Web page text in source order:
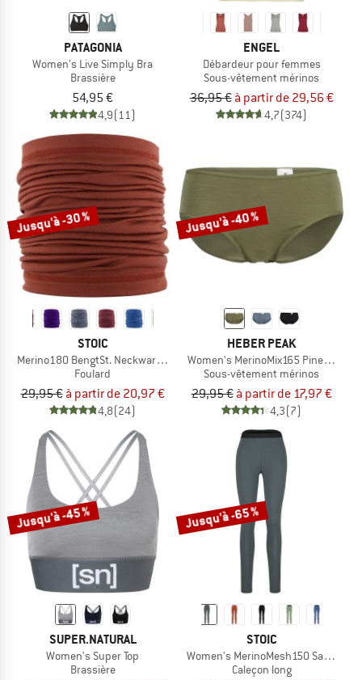
PATAGONIA
Women's Live Simply Bra
Brassière
54,95 €
4,9(11)
ENGEL
Débardeur pour femmes
Sous-vêtement mérinos
36,95 € à partir de 29,56 €
4,7(374)
Jusqu'à -30 %
STOIC
Merino180 BengtSt. Neckwarmer
Foulard
29,95 € à partir de 20,97 €
4,8(24)
Jusqu'à -40 %
HEBER PEAK
Women's MerinoMix165
Sous-vêtement mérinos
29,95 € à partir de 17,97 €
4,3(7)
Jusqu'à -45 %
SUPER.NATURAL
Women's Super Top
Brassière
Jusqu'à -65 %
STOIC
Women's MerinoMesh150
Caleçon long